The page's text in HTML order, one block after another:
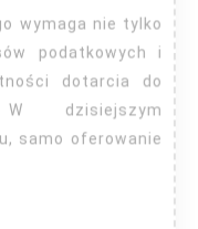
podatkowych i
dotarcia do
dzisiejszym
samo oferowanie